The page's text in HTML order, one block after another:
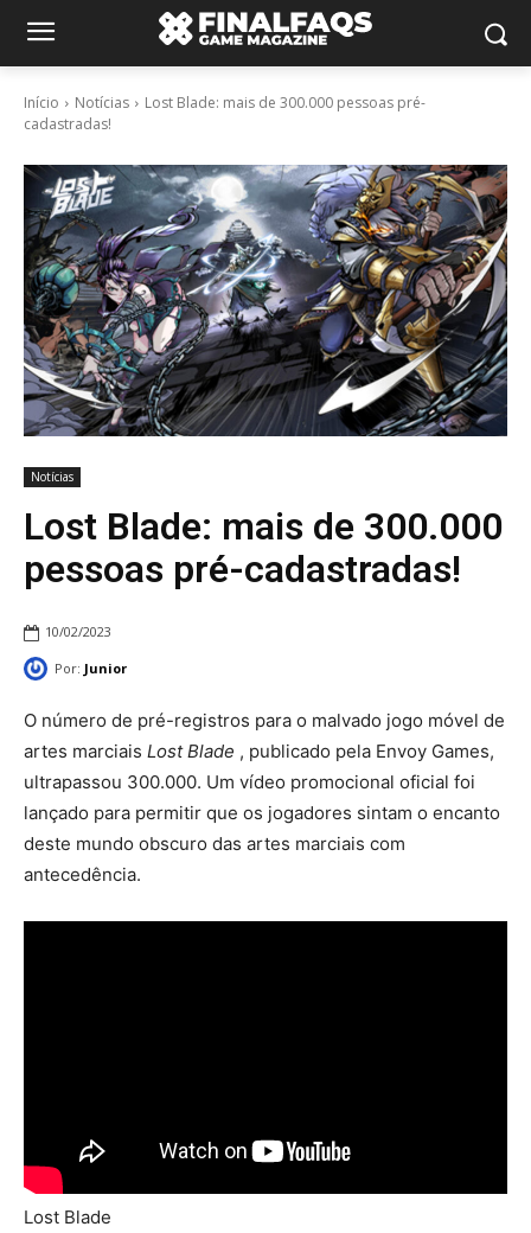
Início Notícias
Lost Blade: mais de 300.000 pessoas pré-
cadastradas!
Notícias
Lost Blade: mais de 300.000
pessoas pré-cadastradas!
10/02/2023
Por: Junior
O número de pré-registros para o malvado jogo móvel de
artes marciais Lost Blade , publicado pela Envoy Games,
ultrapassou 300.000. Um vídeo promocional oficial foi
lançado para permitir que os jogadores sintam o encanto
deste mundo obscuro das artes marciais com
antecedência.
Lost Blade